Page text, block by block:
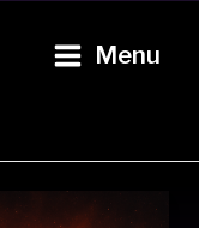
Menu
Menu